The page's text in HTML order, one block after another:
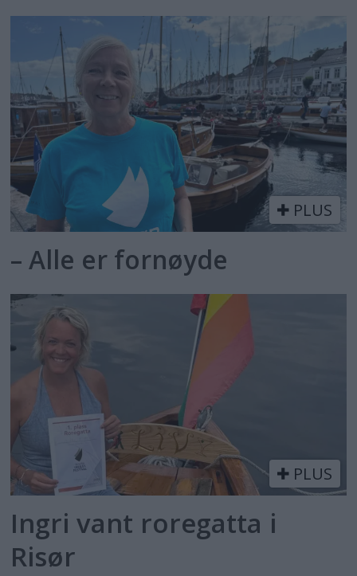
PLUS
– Alle er fornøyde
PLUS
Ingri vant roregatta i
Risør